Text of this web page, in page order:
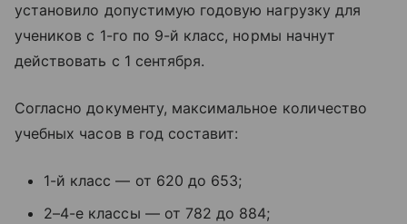
установило допустимую годовую нагрузку для
учеников с 1-го по 9-й класс, нормы начнут
действовать с 1 сентября.
Согласно документу, максимальное количество
учебных часов в год составит:
1-й класс — от 620 до 653;
2–4-е классы — от 782 до 884;